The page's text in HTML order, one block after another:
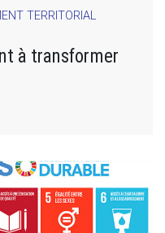
TERRITORIAL
à transformer